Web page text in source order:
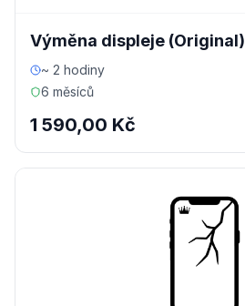
Výměna displeje (Original)
~ 2 hodiny
6 měsíců
1 590,00 Kč